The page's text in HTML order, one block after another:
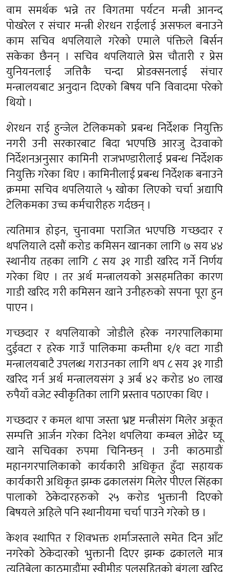
वाम समर्थक भन्ने तर विगतमा पर्यटन मन्त्री आनन्द
पोखरेल र संचार मन्त्री शेरधन राईलाई असफल बनाउने
काम सचिव थपलियाले गरेको एमाले पंक्तिले बिर्सन
सकेका छैनन् । सचिव थपलियाले प्रेस चौतारी र प्रेस
युनियनलाई जत्तिकै चन्दा प्रोडक्सनलाई संचार
मन्त्रालयबाट अनुदान दिएको बिषय पनि विवादमा परेको
थियो ।
शेरधन राई हुन्जेल टेलिकमको प्रबन्ध निर्देशक नियुक्ति
नगरी उनी सरकारबाट बिदा भएपछि आरजु देउवाको
निर्देशनअनुसार कामिनी राजभण्डारीलाई प्रबन्ध निर्देशक
नियुक्ति गरेका थिए । कामिनीलाई प्रबन्ध निर्देशक बनाउने
क्रममा सचिव थपलियाले ५ खोका लिएको चर्चा अद्यापि
टेलिकमका उच्च कर्मचारीहरु गर्दछन् ।
त्यतिमात्र होइन, चुनावमा पराजित भएपछि गच्छदार र
थपलियाले दसौं करोड कमिसन खानका लागि ७ सय ४४
स्थानीय तहका लागि ८ सय ३१ गाडी खरिद गर्ने निर्णय
गरेका थिए । तर अर्थ मन्त्रालयको असहमतिका कारण
गाडी खरिद गरी कमिसन खाने उनीहरुको सपना पूरा हुन
पाएन ।
गच्छदार र थपलियाको जोडीले हरेक नगरपालिकामा
दुईवटा र हरेक गाउँ पालिकमा कम्तीमा १/१ वटा गाडी
मन्त्रालयबाटै उपलब्ध गराउनका लागि थप ८ सय ३१ गाडी
खरिद गर्न अर्थ मन्त्रालयसंग ३ अर्ब ४२ करोड ४० लाख
रुपैयाँ वजेट स्वीकृतिका लागि प्रस्ताव पठाएका थिए ।
गच्छदार र कमल थापा जस्ता भ्रष्ट मन्त्रीसंग मिलेर अकूत
सम्पत्ति आर्जन गरेका दिनेश थपलिया कम्बल ओढेर घ्यू
खाने सचिवका रुपमा चिनिन्छन् । उनी काठमाडौं
महानगरपालिकाको कार्यकारी अधिकृत हुँदा सहायक
कार्यकारी अधिकृत झम्क ढकालसंग मिलेर पीएल सिंहका
पालाको ठेकेदारहरुको २५ करोड भुक्तानी दिएको
बिषयले अहिले पनि स्थानीयमा चर्चा पाउने गरेको छ ।
केशव स्थापित र शिवभक्त शर्माजस्ताले समेत दिन आँट
नगरेको ठेकेदारको भुक्तानी दिएर झम्क ढकालले मात्र